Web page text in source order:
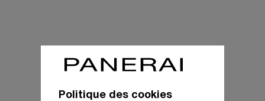
Politique des cookies